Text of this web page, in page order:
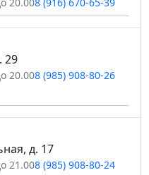
20.008 (916) 670-65-39
29
20.008 (985) 908-80-26
д. 17
21.008 (985) 908-80-24